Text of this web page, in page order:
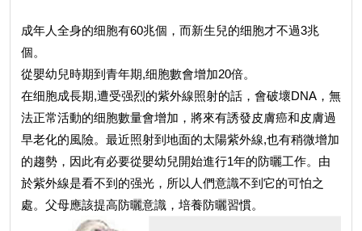
成年人全身的细胞有60兆個，而新生兒的细胞才不過3兆
個。
從嬰幼兒時期到青年期,细胞數會增加20倍。
在细胞成長期,遭受强烈的紫外線照射的話，會破壞DNA，無
法正常活動的细胞數量會增加，將來有誘發皮膚癌和皮膚過
早老化的風險。最近照射到地面的太陽紫外線,也有稍微增加
的趨勢，因此有必要從嬰幼兒開始進行1年的防曬工作。由
於紫外線是看不到的强光，所以人們意識不到它的可怕之
處。父母應該提高防曬意識，培養防曬習慣。